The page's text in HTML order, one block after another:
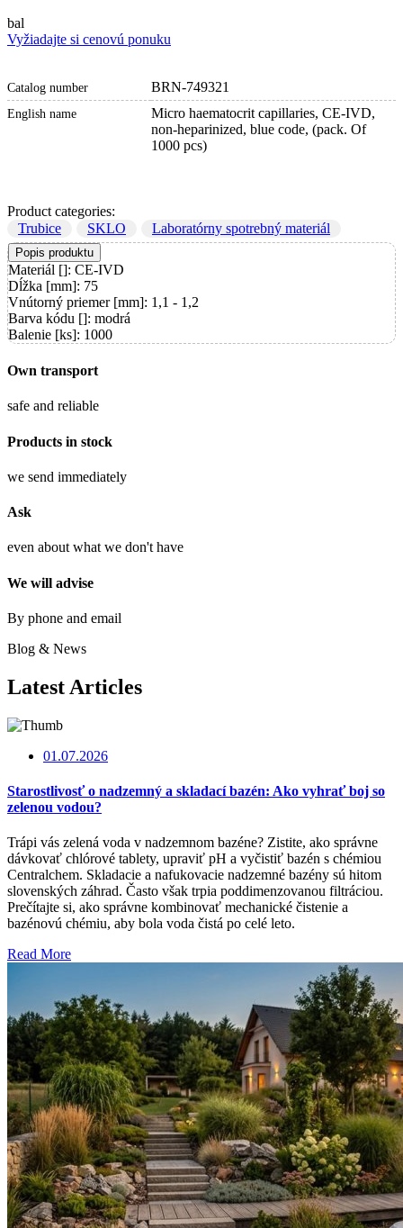
bal
Vyžiadajte si cenovú ponuku
Catalog number BRN-749321
English name
Micro haematocrit capillaries, CE-IVD,
non-heparinized, blue code, (pack. Of
1000 pcs)
Product categories:
Trubice
SKLO Laboratórny spotrebný materiál
Popis produktu
Materiál []: CE-IVD
Dĺžka [mm]: 75
Vnútorný priemer [mm]: 1,1 - 1,2
Barva kódu []: modrá
Balenie [ks]: 1000
Own transport
safe and reliable
Products in stock
we send immediately
Ask
even about what we don't have
We will advise
By phone and email
Blog & News
Latest Articles
01.07.2026
Starostlivosť o nadzemný a skladací bazén: Ako vyhrať boj so
zelenou vodou?
Trápi vás zelená voda v nadzemnom bazéne? Zistite, ako správne
dávkovať chlórové tablety, upraviť pH a vyčistiť bazén s chémiou
Centralchem. Skladacie a nafukovacie nadzemné bazény sú hitom
slovenských záhrad. Často však trpia poddimenzovanou filtráciou.
Prečítajte si, ako správne kombinovať mechanické čistenie a
bazénovú chémiu, aby bola voda čistá po celé leto.
Read More